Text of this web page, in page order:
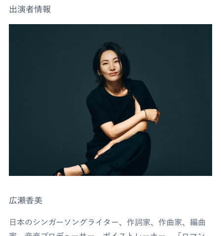
出演者情報
広瀬香美
日本のシンガーソングライター、作詞家、作曲家、編曲